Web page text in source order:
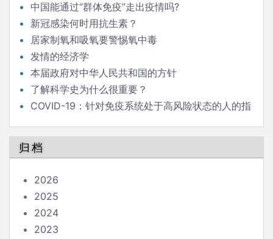
中国能通过“群体免疫”走出疫情吗?
新冠感染何时用抗生素？
居家制氧和吸氧要警惕氧中毒
发情的经济学
本届政府对中华人民共和国的方针
了解科学史为什么很重要？
COVID-19：针对免疫系统处于高风险状态的人的指
归档
2026
2025
2024
2023